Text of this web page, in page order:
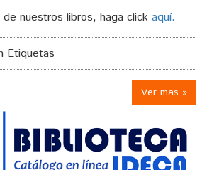
nuestros libros, haga click aquí.
Etiquetas
Ver mas »